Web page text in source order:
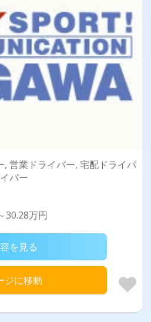
, 営業ドライバー, 宅配ドライバ
バー
30.28万円
を見る
ジに移動